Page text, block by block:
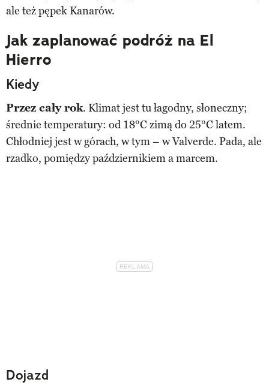
ale też pępek Kanarów.
Jak zaplanować podróż na El
Hierro
Kiedy
Przez cały rok. Klimat jest tu łagodny, słoneczny;
średnie temperatury: od 18°C zimą do 25°C latem.
Chłodniej jest w górach, w tym – w Valverde. Pada, ale
rzadko, pomiędzy październikiem a marcem.
Dojazd